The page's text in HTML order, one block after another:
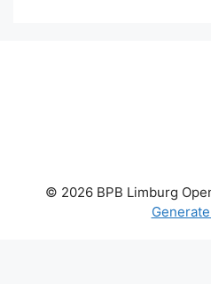
© 2026 BPB Limburg